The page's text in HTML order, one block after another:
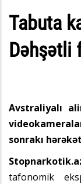
Tabuta
Dəhşətli
Avstraliyalı
sonrakı
tafonomik